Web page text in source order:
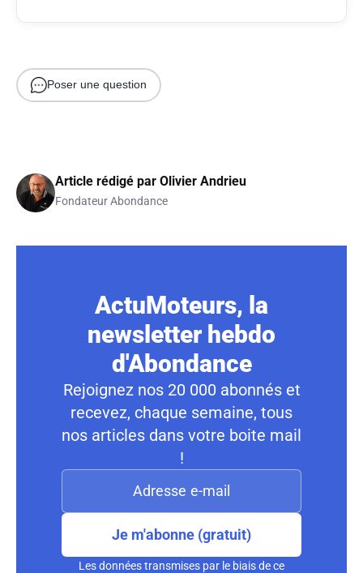
Poser une question
Article rédigé par Olivier Andrieu
Fondateur Abondance
ActuMoteurs, la
newsletter hebdo
d'Abondance
Rejoignez nos 20 000 abonnés et
recevez, chaque semaine, tous
nos articles dans votre boite mail
!
Je m'abonne (gratuit)
Les données transmises par le biais de ce